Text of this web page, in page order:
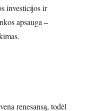
investicijos ir
apsauga –
renesansą, todėl